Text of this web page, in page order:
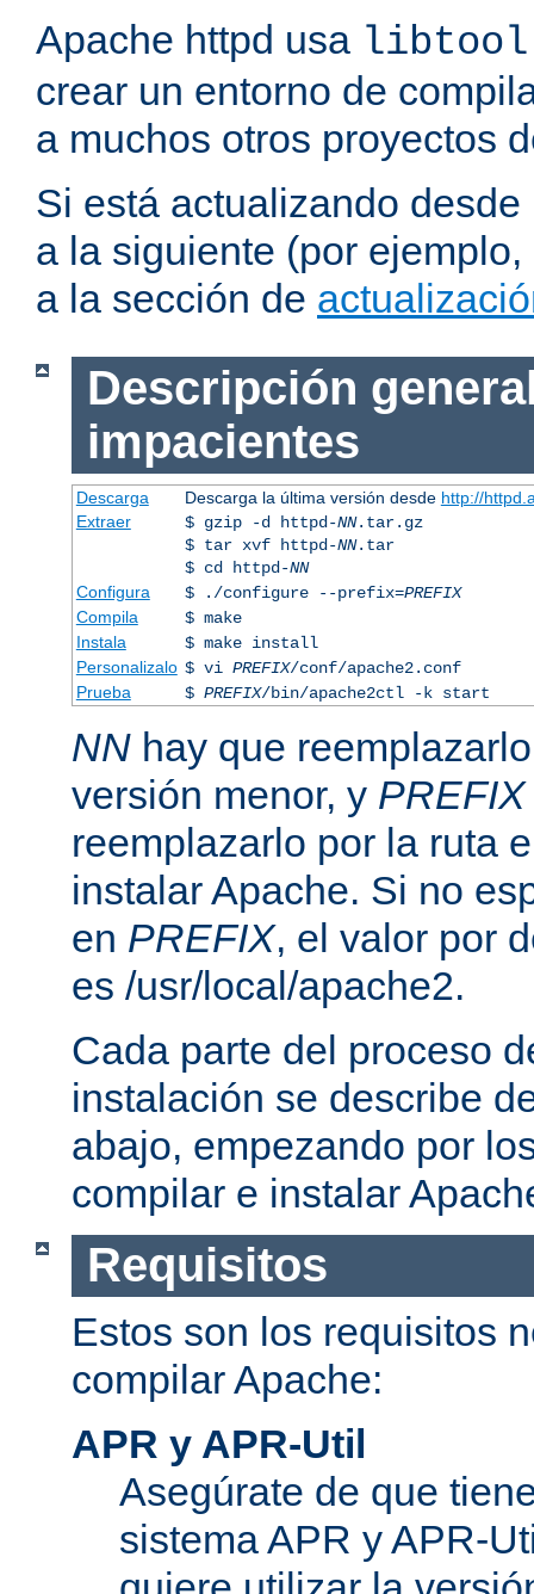
Apache httpd usa libtool
crear un entorno de
a muchos otros proyectos
Si está actualizando
a la siguiente (por
a la sección de
Descripción
impacientes
Descarga Descarga la última versión desde http://
Extraer
$ gzip -d httpd-NN.tar.gz
$ tar xvf httpd-NN.tar
$ cd httpd-NN
Configura
$ ./configure --prefix=PREFIX
Compila
$ make
Instala
$ make install
Personalizalo $ vi PREFIX/conf/apache2.conf
Prueba
$ PREFIX/bin/apache2ctl -k start
NN hay que
versión menor, y PREFIX
reemplazarlo por la ruta
instalar Apache. Si no
en PREFIX, el valor por
es /usr/local/apache2.
Cada parte del proceso
instalación se describe
abajo, empezando por
compilar e instalar
Requisitos
Estos son los requisitos
compilar Apache:
APR y APR-Util
Asegúrate de que
sistema APR y APR-